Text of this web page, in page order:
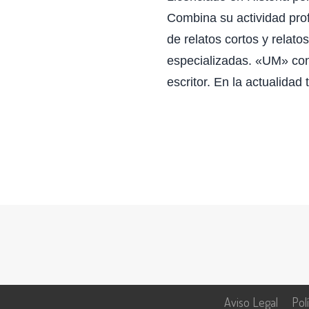
Combina su actividad
de relatos cortos y
especializadas. «UM»
escritor. En la actualidad
Aviso Legal